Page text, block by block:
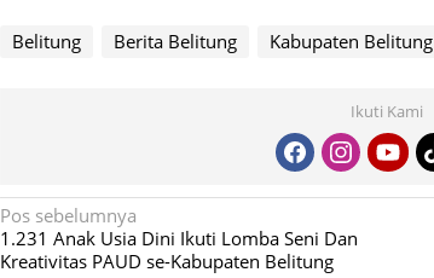
Belitung Berita Belitung Kabupaten Belitung
Ikuti Kami
Navigasi
pos
Pos sebelumnya
1.231 Anak Usia Dini Ikuti Lomba Seni Dan
Kreativitas PAUD se-Kabupaten Belitung